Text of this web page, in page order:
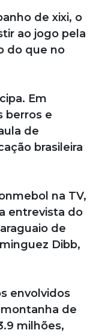
de xixi, o
ao jogo pela
do que no
Em
berros e
de
brasileira
na TV,
entrevista do
de
Dibb,
envolvidos
de
milhões,